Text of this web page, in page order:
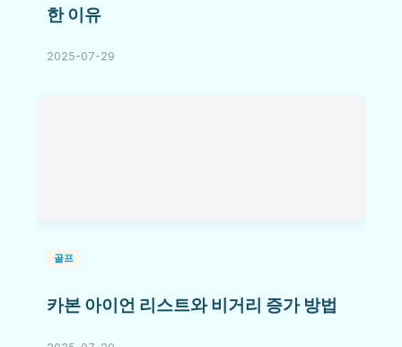
한 이유
2025-07-29
골프
카본 아이언 리스트와 비거리 증가 방법